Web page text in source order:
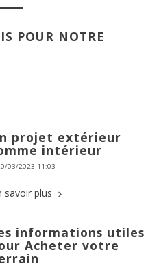
POUR NOTRE
projet extérieur
intérieur
03/2023 11:03
savoir plus
informations utiles
Acheter votre